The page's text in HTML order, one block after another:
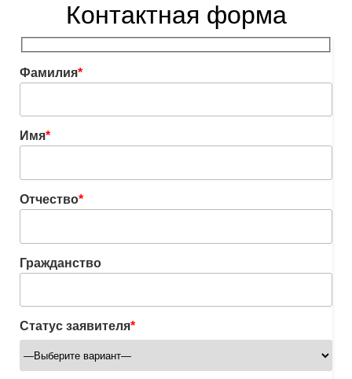
Контактная форма
Фамилия*
Имя*
Отчество*
Гражданство
Статус заявителя*